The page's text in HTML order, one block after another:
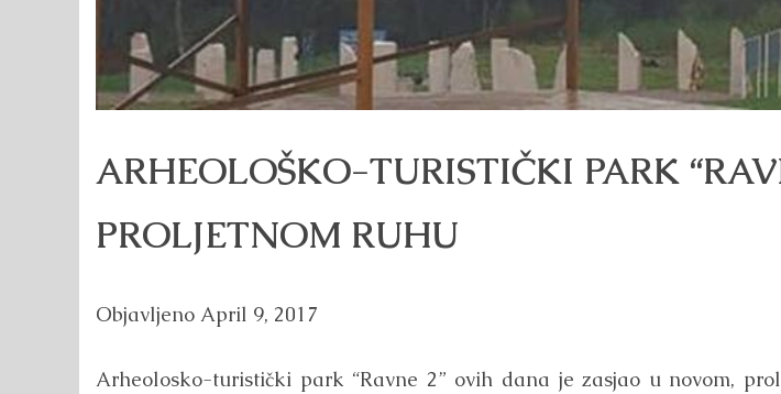
ARHEOLOŠKO-TURISTIČKI PARK
PROLJETNOM RUHU
Objavljeno April 9, 2017
Arheolosko-turistički park “Ravne 2” ovih dana je zasjao u novom,